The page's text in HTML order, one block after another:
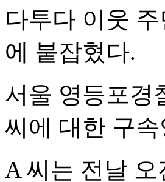
다투다 이웃
에 붙잡혔다.
서울 영등포경
씨에 대한 구
A 씨는 전날